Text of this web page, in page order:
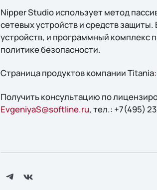
Nipper Studio использует метод
сетевых устройств и средств
устройств, и программный комплекс
политике безопасности.
Страница продуктов компании Titania:
Получить консультацию по
EvgeniyaS@softline.ru, тел.: +7(495)